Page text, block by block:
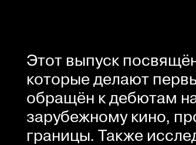
Этот выпуск
которые делают
обращён к дебютам
зарубежному кино,
границы. Также